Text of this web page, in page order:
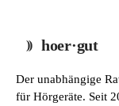
hoer·gut
Der unabhängige
für Hörgeräte. Seit